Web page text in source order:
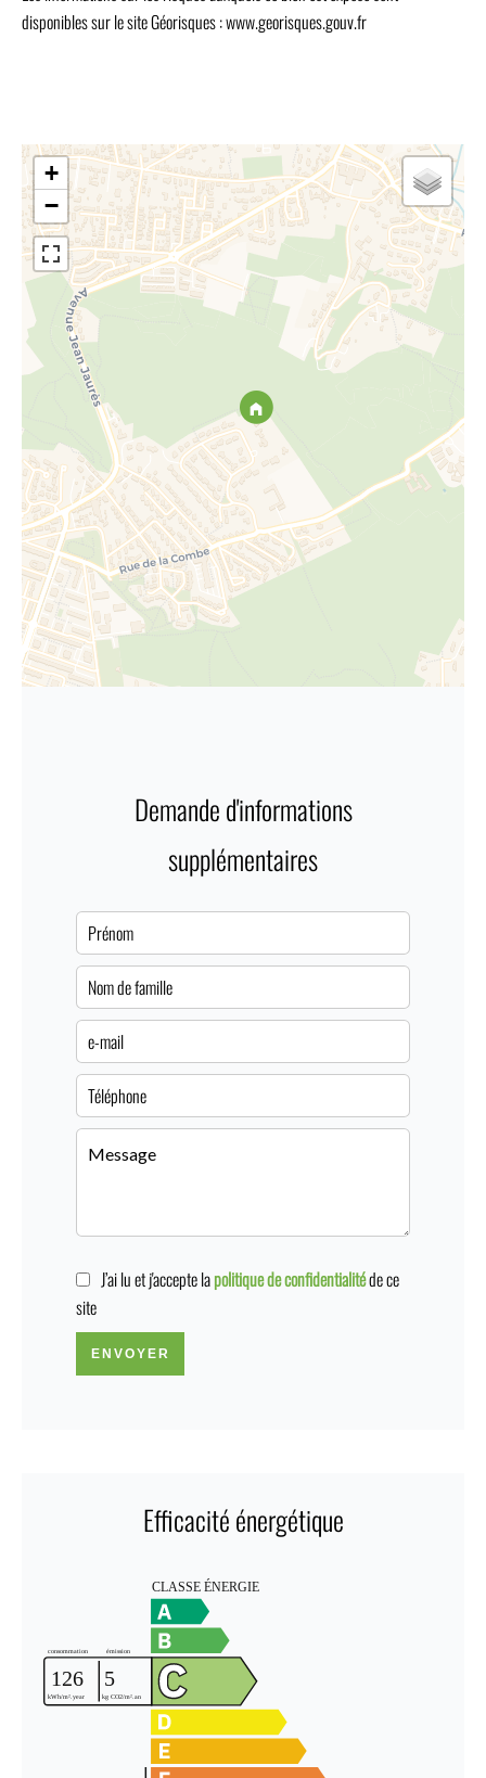
disponibles sur le site Géorisques : www.georisques.gouv.fr
+
−
Demande d'informations
supplémentaires
J’ai lu et j'accepte lapolitique de confidentialitéde ce
site
ENVOYER
Efficacité énergétique